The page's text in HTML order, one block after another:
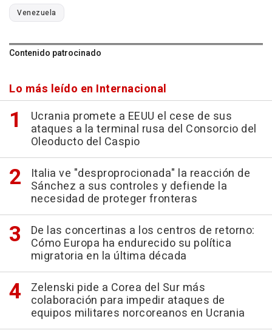
Venezuela
Contenido patrocinado
Lo más leído en Internacional
Ucrania promete a EEUU el cese de sus
ataques a la terminal rusa del Consorcio del
Oleoducto del Caspio
Italia ve "desproprocionada" la reacción de
Sánchez a sus controles y defiende la
necesidad de proteger fronteras
De las concertinas a los centros de retorno:
Cómo Europa ha endurecido su política
migratoria en la última década
Zelenski pide a Corea del Sur más
colaboración para impedir ataques de
equipos militares norcoreanos en Ucrania